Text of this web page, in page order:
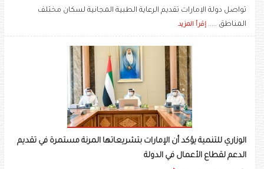
تواصل دولة الإمارات تقديم الرعاية الطبية المجانية لسكان مختلف
المناطق ..... إقرأ المزيد
الوزاري للتنمية يؤكد أن الإمارات بتشريعاتها المرنة مستمرة في تقديم
الدعم لقطاع الأعمال في الدولة